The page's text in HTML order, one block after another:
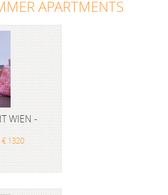
APARTMENTS
WIEN -
1320